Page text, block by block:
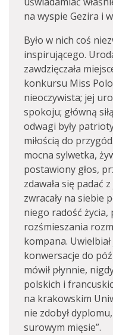
na wyspie Gezira i
Było w nich coś
inspirującego.
zawdzięczała
konkursu Miss
nieoczywista; jej
spokoju; główną
odwagi były
miłością do
mocna sylwetka,
postawiony głos,
zdawała się padać
zwracały na siebie
niego radość
rozśmieszania
kompana.
konwersacje do
mówił płynnie,
polskich i
na krakowskim
nie zdobył
surowym mięsie”.